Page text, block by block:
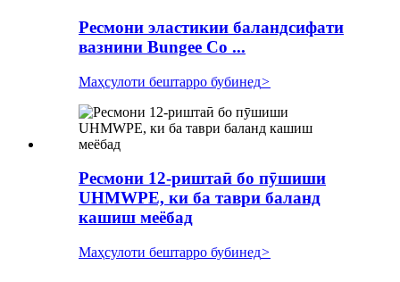
Ресмони эластикии баландсифати
вазнини Bungee Co ...
Маҳсулоти бештарро бубинед>
Ресмони 12-риштаӣ бо пӯшиши
UHMWPE, ки ба таври баланд
кашиш меёбад
Маҳсулоти бештарро бубинед>